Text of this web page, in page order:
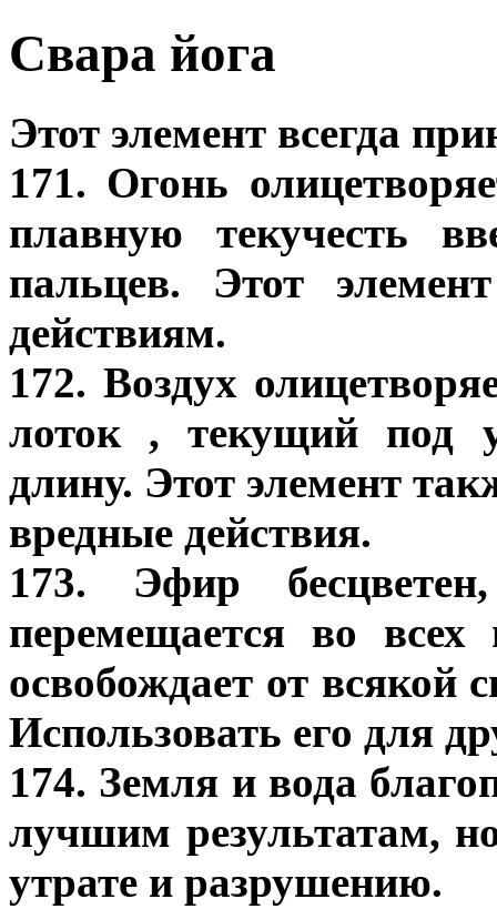
Свара йога
Этот элемент всегда
171. Огонь
плавную текучесть
пальцев. Этот
действиям.
172. Воздух
лоток , текущий под
длину. Этот элемент
вредные действия.
173. Эфир
перемещается во всех
освобождает от всякой
Использовать его для
174. Земля и вода
лучшим результатам,
утрате и разрушению.